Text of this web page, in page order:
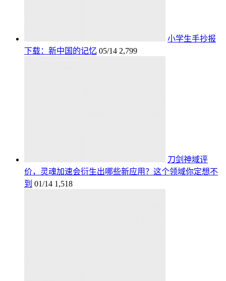
小学生手抄报
下载：新中国的记忆 05/14 2,799
刀剑神域评
价，灵魂加速会衍生出哪些新应用？这个领域你定想不
到 01/14 1,518